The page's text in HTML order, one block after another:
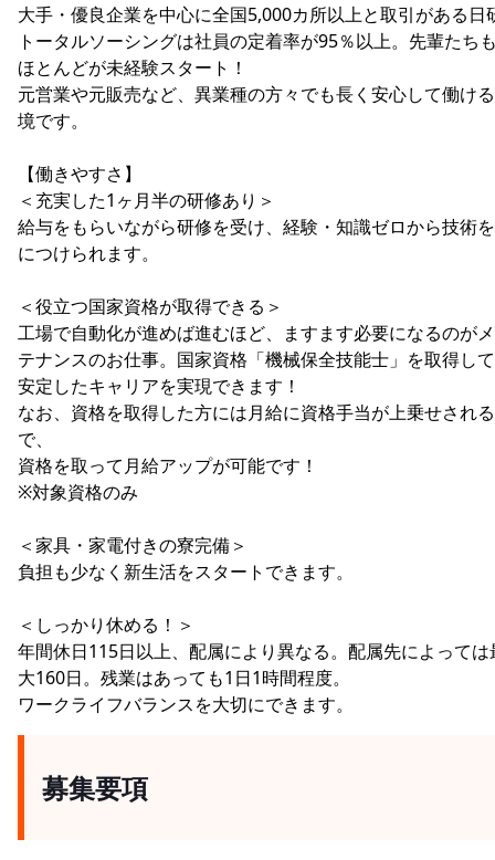
大手・優良企業を中心に全国5,000カ所以上と取引がある日
トータルソーシングは社員の定着率が95％以上。先輩たち
ほとんどが未経験スタート！
元営業や元販売など、異業種の方々でも長く安心して働け
境です。
【働きやすさ】
＜充実した1ヶ月半の研修あり＞
給与をもらいながら研修を受け、経験・知識ゼロから技術
につけられます。
＜役立つ国家資格が取得できる＞
工場で自動化が進めば進むほど、ますます必要になるのが
テナンスのお仕事。国家資格「機械保全技能士」を取得し
安定したキャリアを実現できます！
なお、資格を取得した方には月給に資格手当が上乗せされ
で、
資格を取って月給アップが可能です！
※対象資格のみ
＜家具・家電付きの寮完備＞
負担も少なく新生活をスタートできます。
＜しっかり休める！＞
年間休日115日以上、配属により異なる。配属先によっては
大160日。残業はあっても1日1時間程度。
ワークライフバランスを大切にできます。
募集要項